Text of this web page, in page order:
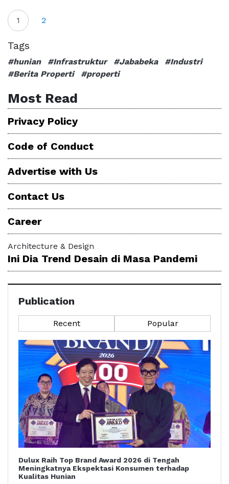
1 2
Tags
#hunian #Infrastruktur #Jababeka
#Industri
#Berita Properti
#properti
Most Read
Privacy Policy
Code of Conduct
Advertise with Us
Contact Us
Career
Architecture & Design
Ini Dia Trend Desain di Masa Pandemi
Publication
Recent Popular
Dulux Raih Top Brand Award 2026 di Tengah
Meningkatnya Ekspektasi Konsumen terhadap
Kualitas Hunian